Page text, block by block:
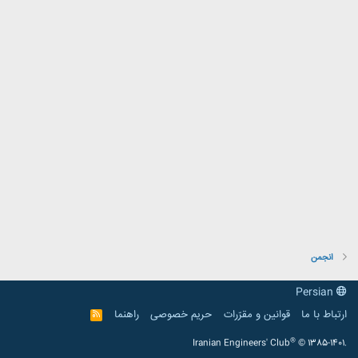
انجمن
ارتباط با ما
قوانین و مقرّرات حریم خصوصی راهنما
R
S
Iranian Engineers' Club® © 1385-1401.